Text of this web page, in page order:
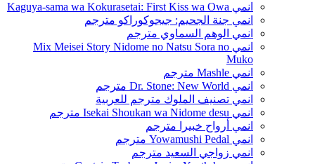
انمي Kaguya-sama wa Kokurasetai: First Kiss wa Owa
انمي جنة الجحيم: جيجوكوراكو مترجم
انمي الوهم السماوي مترجم
انمي Mix Meisei Story Nidome no Natsu Sora no
Muko
انمي Mashle مترجم
انمي Dr. Stone: New World مترجم
انمي تصنيف الملوك مترجم للعربية
انمي Isekai Shoukan wa Nidome desu مترجم
انمي أرواح خبيرا مترجم
انمي Yowamushi Pedal مترجم
انمي زواجي السعيد مترجم